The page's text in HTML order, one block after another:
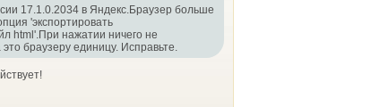
17.1.0.2034 в Яндекс.Браузер больше
'экспортировать
html'.При нажатии ничего не
браузеру единицу. Исправьте.